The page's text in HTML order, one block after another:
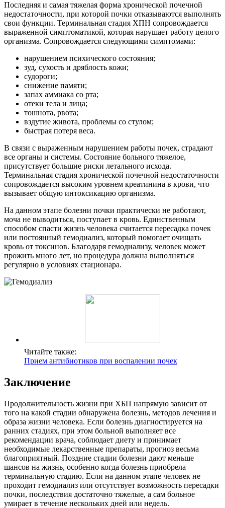
Последняя и самая тяжелая форма хронической почечной
недостаточности, при которой почки отказываются выполнять
свои функции. Терминальная стадия ХПН сопровождается
выраженной симптоматикой, которая нарушает работу целого
организма. Сопровождается следующими симптомами:
нарушением психического состояния;
зуд, сухость и дряблость кожи;
судороги;
снижение памяти;
запах аммиака со рта;
отеки тела и лица;
тошнота, рвота;
вздутие живота, проблемы со стулом;
быстрая потеря веса.
В связи с выраженным нарушением работы почек, страдают
все органы и системы. Состояние больного тяжелое,
присутствует большие риски летального исхода.
Терминальная стадия хронической почечной недостаточности
сопровождается высоким уровнем креатинина в крови, что
вызывает общую интоксикацию организма.
На данном этапе болезни почки практически не работают,
моча не выводиться, поступает в кровь. Единственным
способом спасти жизнь человека считается пересадка почек
или постоянный гемодиализ, который помогает очищать
кровь от токсинов. Благодаря гемодиализу, человек может
прожить много лет, но процедура должна выполняться
регулярно в условиях стационара.
Читайте также:
Прием антибиотиков при воспалении почек
Заключение
Продолжительность жизни при ХБП напрямую зависит от
того на какой стадии обнаружена болезнь, методов лечения и
образа жизни человека. Если болезнь диагностируется на
ранних стадиях, при этом больной выполняет все
рекомендации врача, соблюдает диету и принимает
необходимые лекарственные препараты, прогноз весьма
благоприятный. Поздние стадии болезни дают меньше
шансов на жизнь, особенно когда болезнь приобрела
терминальную стадию. Если на данном этапе человек не
проходит гемодиализ или отсутствует возможность пересадки
почки, последствия достаточно тяжелые, а сам больное
умирает в течение нескольких дней или недель.